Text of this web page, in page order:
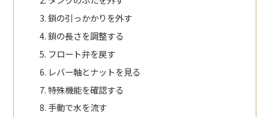
鎖の引っかかりを外す
鎖の長さを調整する
フロート弁を戻す
レバー軸とナットを見る
特殊機能を確認する
手動で水を流す